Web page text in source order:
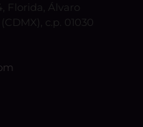
Florida, Álvaro
c.p. 01030